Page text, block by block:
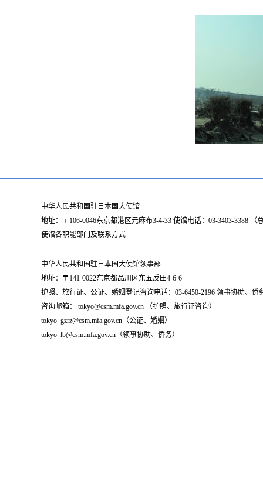
中华人民共和国驻日本国大使馆
地址：〒106-0046东京都港区元麻布3-4-33 使馆电话：03-3403-3388 （
使馆各职能部门及联系方式
中华人民共和国驻日本国大使馆领事部
地址：〒141-0022东京都品川区东五反田4-6-6
护照、旅行证、公证、婚姻登记咨询电话：03-6450-2196 领事协助、侨
咨询邮箱： tokyo@csm.mfa.gov.cn （护照、旅行证咨询）
tokyo_gzrz@csm.mfa.gov.cn（公证、婚姻）
tokyo_lb@csm.mfa.gov.cn（领事协助、侨务）